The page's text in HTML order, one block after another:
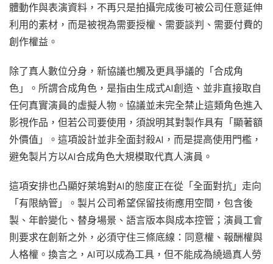
體動作與表演資料，不再只是拍攝完成後可被公司任意延伸
利用的素材，而是被視為需要授權、需要談判、需要付費的
創作權益。
除了真人數位分身，新協議也觸及更具爭議的「合成角
色」。所謂合成角色，是指由生成式AI創造、並非直接取自
任何真實演員的虛擬人物。協議並未完全禁止這類角色進入
影視作品，但若公司要使用，須說明其對製作具有「顯著額
外價值」。這項設計並非全面封殺AI，而是提高使用門檻，
避免製片方以AI合成角色大規模取代真人演員。
這項安排也凸顯好萊塢對AI的態度正在從「全面對抗」走向
「有限納管」。製片公司希望保留技術應用空間，包含後
製、年齡變化、替身場景、語言版本與成本控管；演員工會
則要求在創新之外，必須守住三條底線：同意權、報酬權與
人格權。換言之，AI可以成為工具，但不能成為繞過真人勞